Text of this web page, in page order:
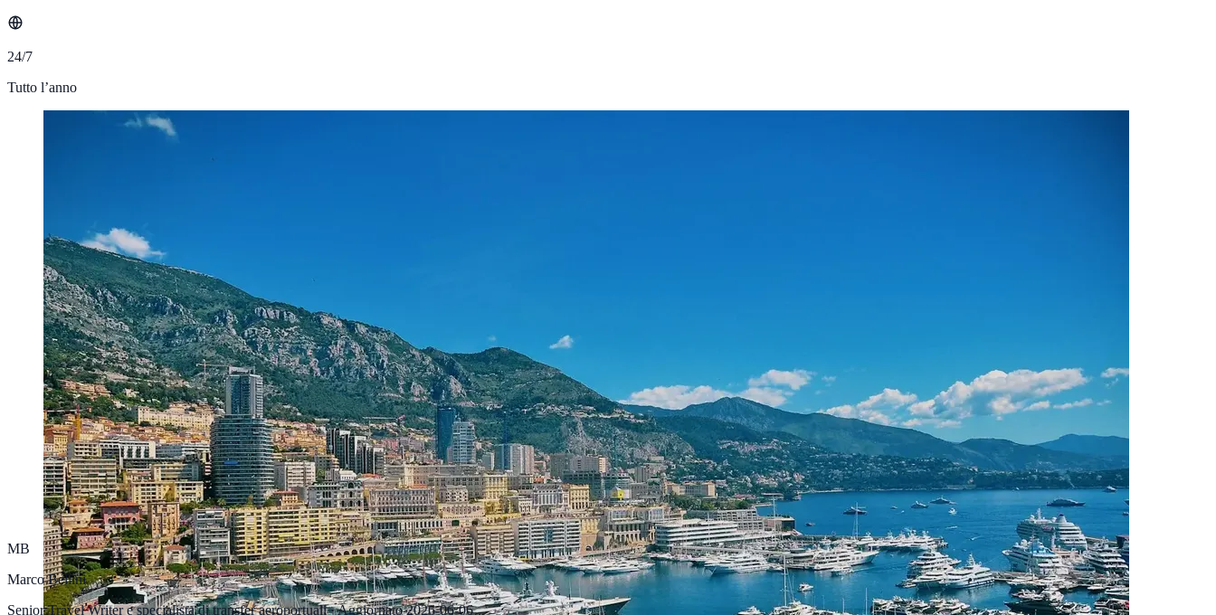
24/7
Tutto l’anno
MB
Marco Bellini
Senior Travel Writer e specialista di transfer aeroportuali·Aggiornato 2026-06-06